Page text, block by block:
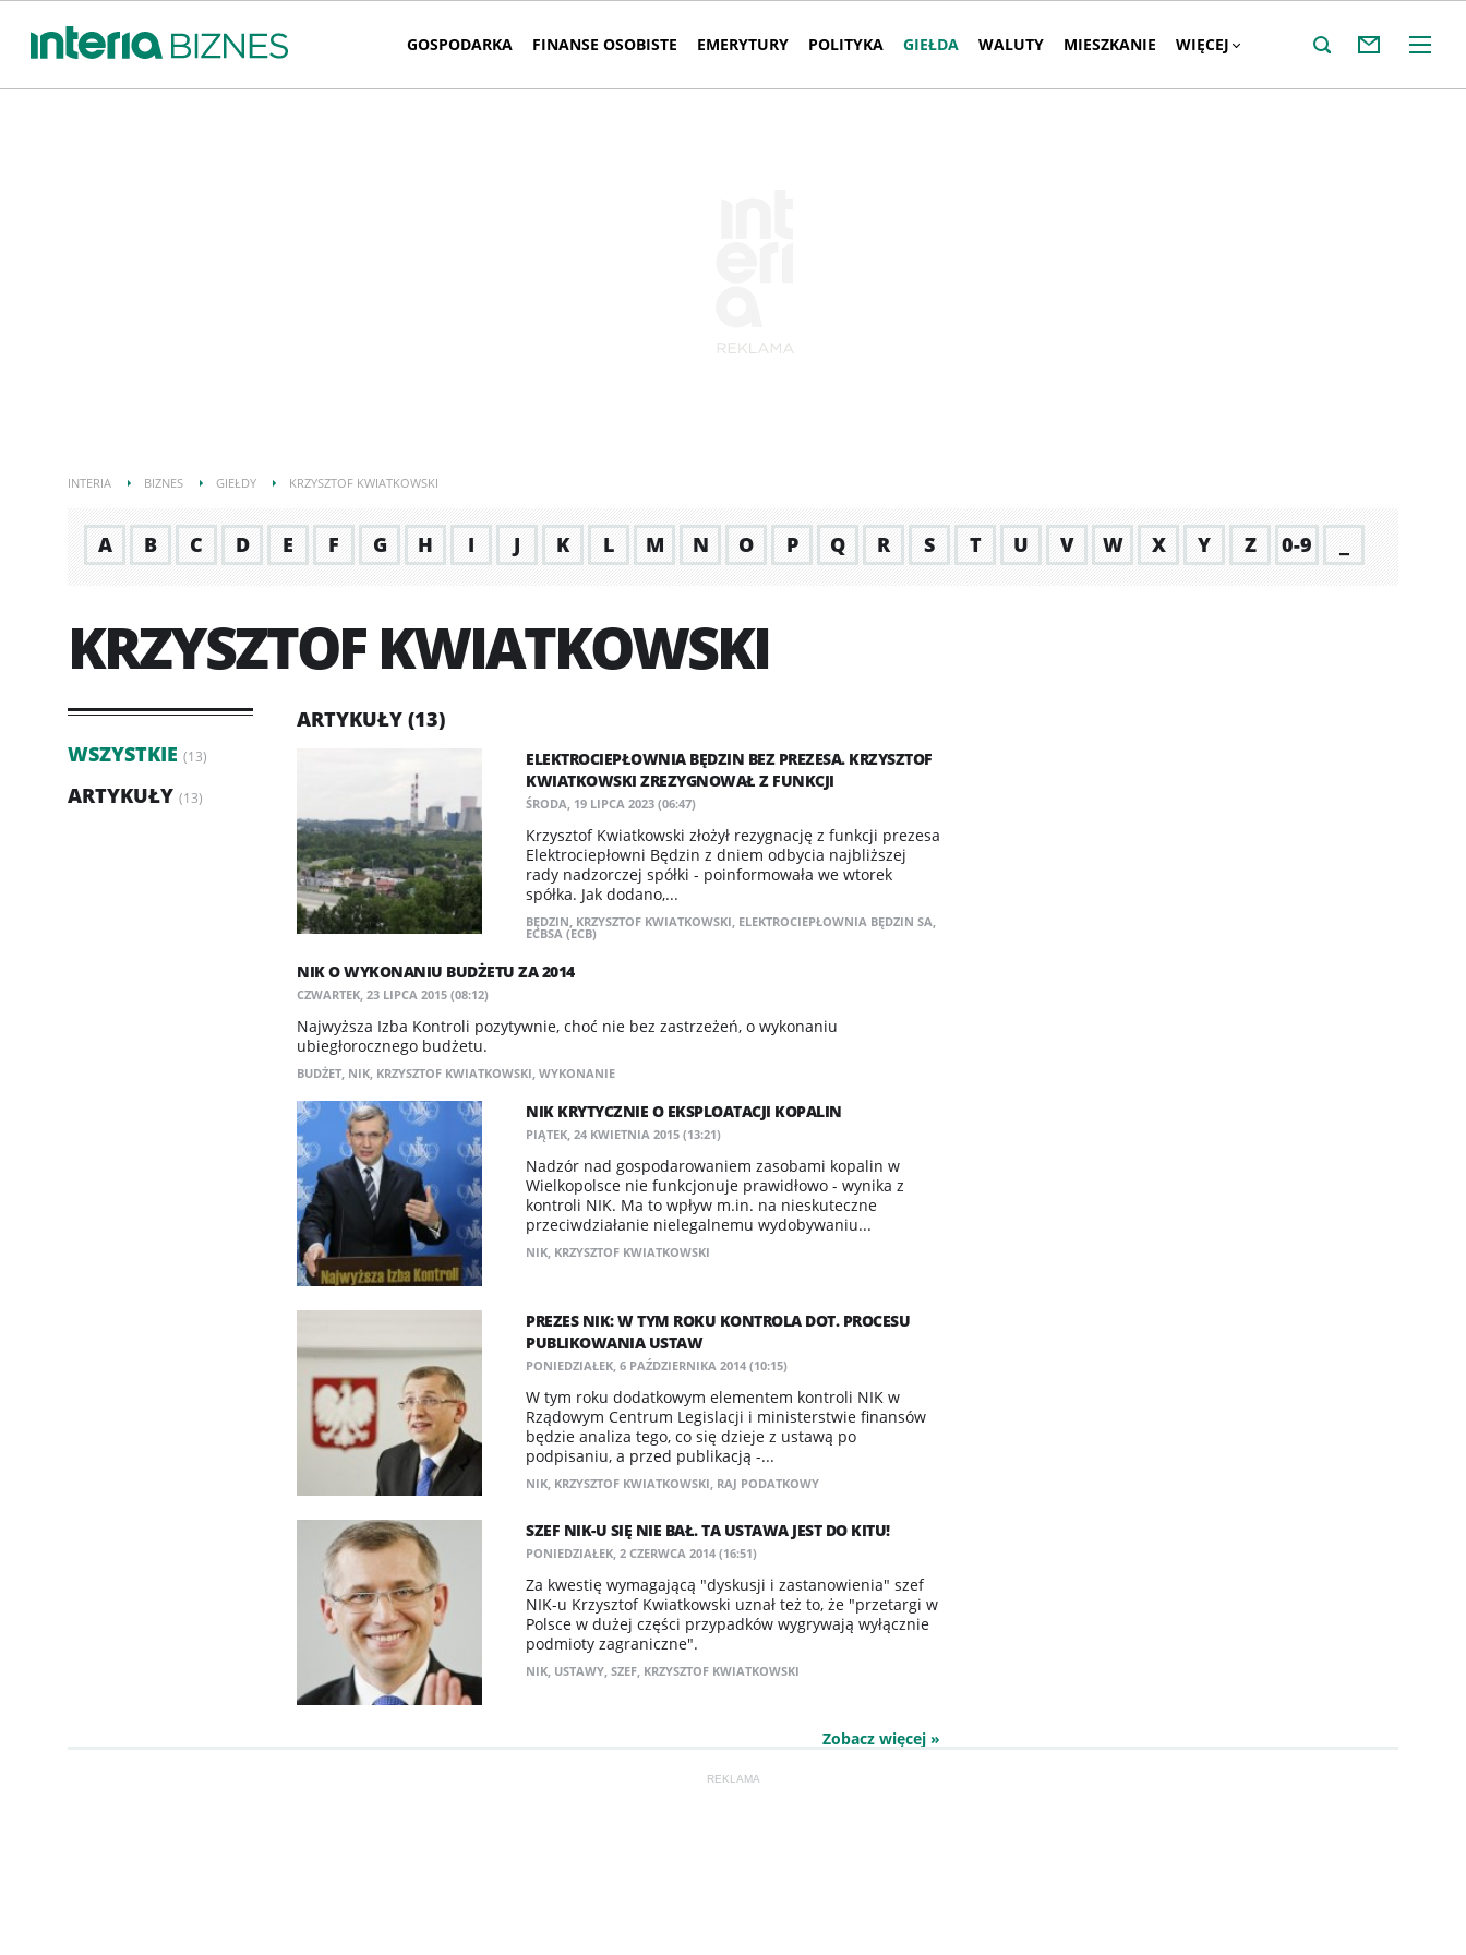
GOSPODARKA FINANSE OSOBISTE EMERYTURY POLITYKA GIEŁDA WALUTY MIESZKANIE WIĘCEJ
INTERIA BIZNES GIEŁDY KRZYSZTOF KWIATKOWSKI
A B C D E F G H I J K L M N O P Q R S T U V W X Y Z 0-9
KRZYSZTOF KWIATKOWSKI
WSZYSTKIE (13)
ARTYKUŁY (13)
ARTYKUŁY (13)
ELEKTROCIEPŁOWNIA BĘDZIN BEZ PREZESA. KRZYSZTOF
KWIATKOWSKI ZREZYGNOWAŁ Z FUNKCJI
ŚRODA, 19 LIPCA 2023 (06:47)
Krzysztof Kwiatkowski złożył rezygnację z funkcji prezesa
Elektrociepłowni Będzin z dniem odbycia najbliższej
rady nadzorczej spółki - poinformowała we wtorek
spółka. Jak dodano,...
BĘDZIN, KRZYSZTOF KWIATKOWSKI, ELEKTROCIEPŁOWNIA BĘDZIN SA,
ECBSA (ECB)
NIK O WYKONANIU BUDŻETU ZA 2014
CZWARTEK, 23 LIPCA 2015 (08:12)
Najwyższa Izba Kontroli pozytywnie, choć nie bez zastrzeżeń, o wykonaniu
ubiegłorocznego budżetu.
BUDŻET, NIK, KRZYSZTOF KWIATKOWSKI, WYKONANIE
NIK KRYTYCZNIE O EKSPLOATACJI KOPALIN
PIĄTEK, 24 KWIETNIA 2015 (13:21)
Nadzór nad gospodarowaniem zasobami kopalin w
Wielkopolsce nie funkcjonuje prawidłowo - wynika z
kontroli NIK. Ma to wpływ m.in. na nieskuteczne
przeciwdziałanie nielegalnemu wydobywaniu...
NIK, KRZYSZTOF KWIATKOWSKI
PREZES NIK: W TYM ROKU KONTROLA DOT. PROCESU
PUBLIKOWANIA USTAW
PONIEDZIAŁEK, 6 PAŹDZIERNIKA 2014 (10:15)
W tym roku dodatkowym elementem kontroli NIK w
Rządowym Centrum Legislacji i ministerstwie finansów
będzie analiza tego, co się dzieje z ustawą po
podpisaniu, a przed publikacją -...
NIK, KRZYSZTOF KWIATKOWSKI, RAJ PODATKOWY
SZEF NIK-U SIĘ NIE BAŁ. TA USTAWA JEST DO KITU!
PONIEDZIAŁEK, 2 CZERWCA 2014 (16:51)
Za kwestię wymagającą "dyskusji i zastanowienia" szef
NIK-u Krzysztof Kwiatkowski uznał też to, że "przetargi w
Polsce w dużej części przypadków wygrywają wyłącznie
podmioty zagraniczne".
NIK, USTAWY, SZEF, KRZYSZTOF KWIATKOWSKI
Zobacz więcej »
REKLAMA